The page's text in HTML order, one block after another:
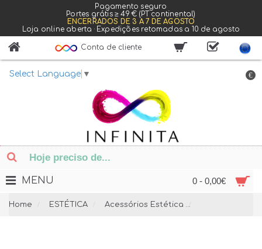
Pagamento seguro
Portes grátis ≥ 49 € (PT continental)
ENCERRADOS DE 3 A 7 DE AGOSTO
Loja online aberta · Expedições retomadas a 10 de agosto
Select Language ▼
Conta de cliente
€
0 - 0,00€
MENU
Home ESTÉTICA Acessórios Estética